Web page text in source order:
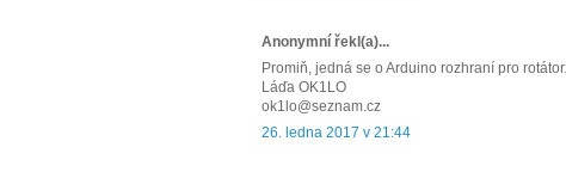
Anonymní řekl(a)...
Promiň, jedná se o Arduino rozhraní pro rotátor.
Láďa OK1LO
ok1lo@seznam.cz
26. ledna 2017 v 21:44